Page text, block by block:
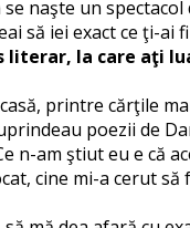
naşte un
să iei exact ce ţi-ai
literar, la care aţi
printre cărţile
poezii de
n-am ştiut eu e că
cine mi-a cerut